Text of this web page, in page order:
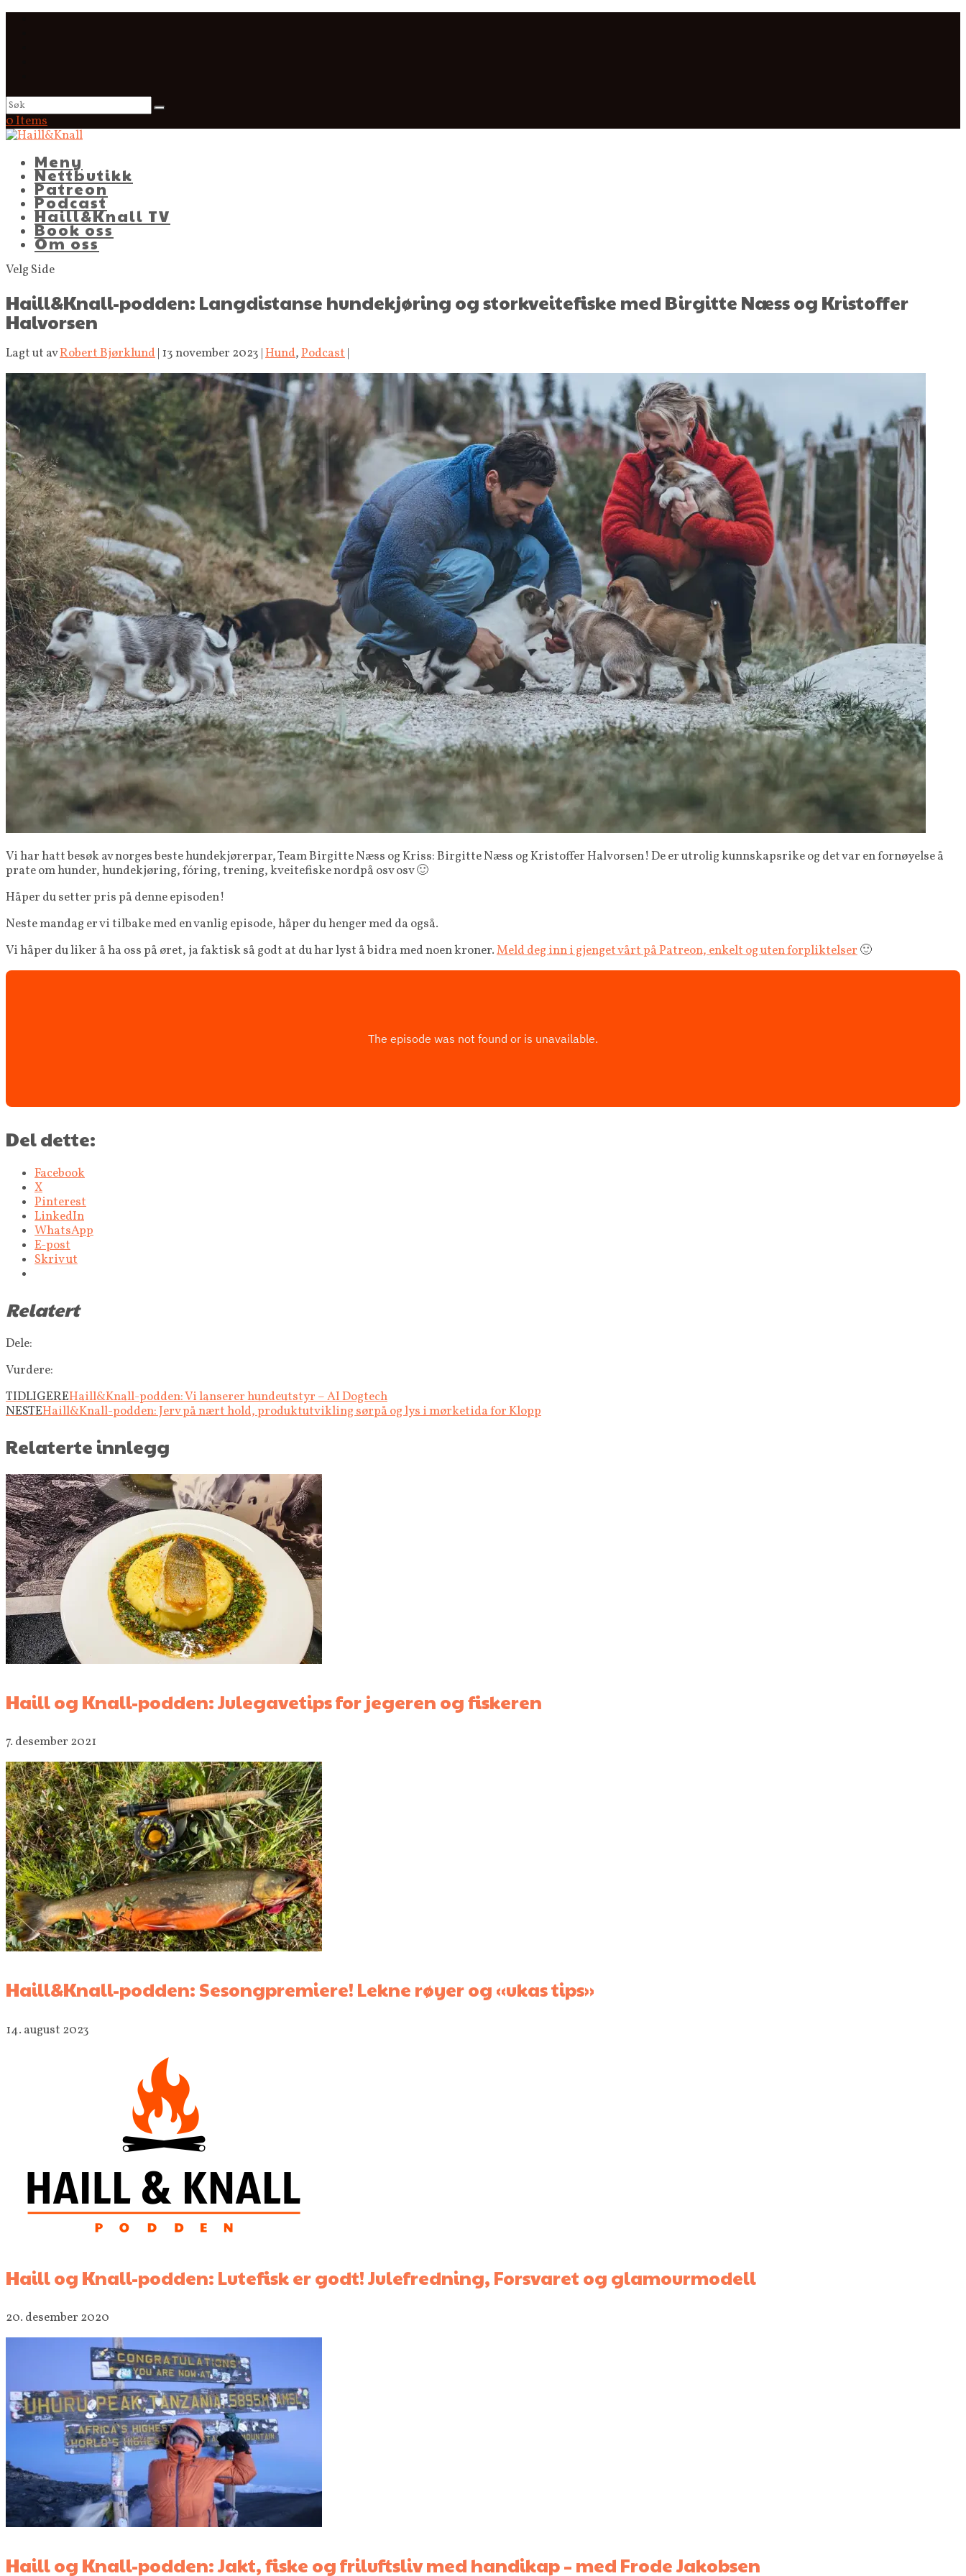
0 Items
Meny
Nettbutikk
Patreon
Podcast
Haill&Knall TV
Book oss
Om oss
Velg Side
Haill&Knall-podden: Langdistanse hundekjøring og storkveitefiske med Birgitte Næss og Kristoffer
Halvorsen
Lagt ut avRobert Bjørklund | 13 november 2023 |Hund,Podcast |
Vi har hatt besøk av norges beste hundekjørerpar, Team Birgitte Næss og Kriss: Birgitte Næss og Kristoffer Halvorsen! De er utrolig kunnskapsrike og det var en fornøyelse å
prate om hunder, hundekjøring, fóring, trening, kveitefiske nordpå osv osv 🙂
Håper du setter pris på denne episoden!
Neste mandag er vi tilbake med en vanlig episode, håper du henger med da også.
Vi håper du liker å ha oss på øret, ja faktisk så godt at du har lyst å bidra med noen kroner.Meld deg inn i gjenget vårt på Patreon, enkelt og uten forpliktelser 🙂
Del dette:
Facebook
X
Pinterest
LinkedIn
WhatsApp
E-post
Skriv ut
Relatert
Dele:
Vurdere:
TIDLIGEREHaill&Knall-podden: Vi lanserer hundeutstyr – AI Dogtech
NESTEHaill&Knall-podden: Jerv på nært hold, produktutvikling sørpå og lys i mørketida for Klopp
Relaterte innlegg
Haill og Knall-podden: Julegavetips for jegeren og fiskeren
7. desember 2021
Haill&Knall-podden: Sesongpremiere! Lekne røyer og «ukas tips»
14. august 2023
Haill og Knall-podden: Lutefisk er godt! Julefredning, Forsvaret og glamourmodell
20. desember 2020
Haill og Knall-podden: Jakt, fiske og friluftsliv med handikap – med Frode Jakobsen